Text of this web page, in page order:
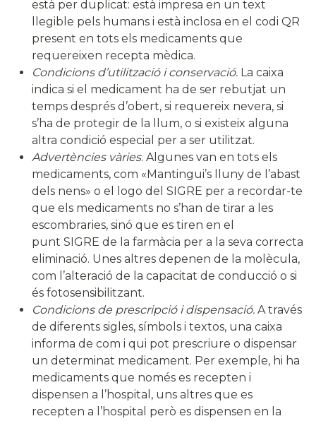
està per duplicat: està impresa en un text
llegible pels humans i està inclosa en el codi QR
present en tots els medicaments que
requereixen recepta mèdica.
Condicions d’utilització i conservació. La caixa
indica si el medicament ha de ser rebutjat un
temps després d’obert, si requereix nevera, si
s’ha de protegir de la llum, o si existeix alguna
altra condició especial per a ser utilitzat.
Advertències vàries. Algunes van en tots els
medicaments, com «Mantingui’s lluny de l’abast
dels nens» o el logo del SIGRE per a recordar-te
que els medicaments no s’han de tirar a les
escombraries, sinó que es tiren en el
punt SIGRE de la farmàcia per a la seva correcta
eliminació. Unes altres depenen de la molècula,
com l’alteració de la capacitat de conducció o si
és fotosensibilitzant.
Condicions de prescripció i dispensació. A través
de diferents sigles, símbols i textos, una caixa
informa de com i qui pot prescriure o dispensar
un determinat medicament. Per exemple, hi ha
medicaments que només es recepten i
dispensen a l’hospital, uns altres que es
recepten a l’hospital però es dispensen en la